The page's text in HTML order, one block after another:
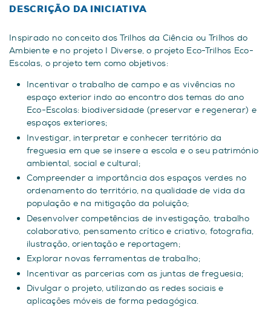
DESCRIÇÃO DA INICIATIVA
Inspirado no conceito dos Trilhos da Ciência ou Trilhos do
Ambiente e no projeto I Diverse, o projeto Eco-Trilhos Eco-
Escolas, o projeto tem como objetivos:
Incentivar o trabalho de campo e as vivências no
espaço exterior indo ao encontro dos temas do ano
Eco-Escolas: biodiversidade (preservar e regenerar) e
espaços exteriores;
Investigar, interpretar e conhecer território da
freguesia em que se insere a escola e o seu património
ambiental, social e cultural;
Compreender a importância dos espaços verdes no
ordenamento do território, na qualidade de vida da
população e na mitigação da poluição;
Desenvolver competências de investigação, trabalho
colaborativo, pensamento crítico e criativo, fotografia,
ilustração, orientação e reportagem;
Explorar novas ferramentas de trabalho;
Incentivar as parcerias com as juntas de freguesia;
Divulgar o projeto, utilizando as redes sociais e
aplicações móveis de forma pedagógica.